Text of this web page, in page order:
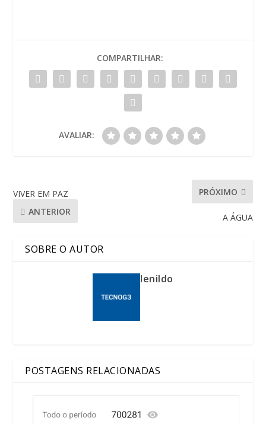
COMPARTILHAR:
AVALIAR:
VIVER EM PAZ
ANTERIOR
PRÓXIMO
A ÁGUA
SOBRE O AUTOR
lenildo
POSTAGENS RELACIONADAS